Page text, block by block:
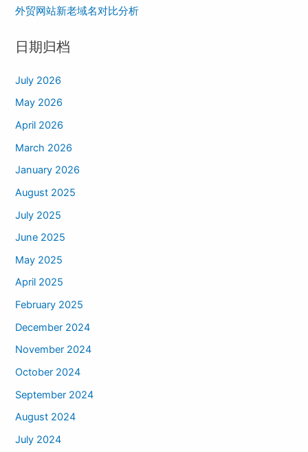
r
外贸网站新老域名对比分析
日期归档
July 2026
May 2026
April 2026
March 2026
January 2026
August 2025
July 2025
June 2025
May 2025
April 2025
February 2025
December 2024
November 2024
October 2024
September 2024
August 2024
July 2024